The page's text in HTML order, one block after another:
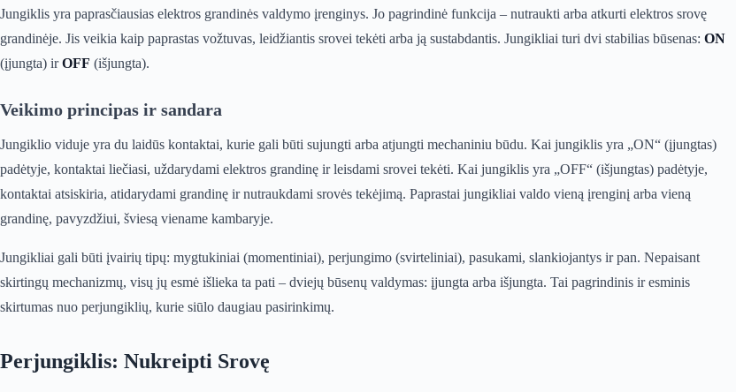
Jungiklis yra paprasčiausias elektros grandinės valdymo įrenginys. Jo pagrindinė funkcija – nutraukti arba atkurti elektros srovę
grandinėje. Jis veikia kaip paprastas vožtuvas, leidžiantis srovei tekėti arba ją sustabdantis. Jungikliai turi dvi stabilias būsenas: ON
(įjungta) irOFF (išjungta).
Veikimo principas ir sandara
Jungiklio viduje yra du laidūs kontaktai, kurie gali būti sujungti arba atjungti mechaniniu būdu. Kai jungiklis yra „ON“ (įjungtas)
padėtyje, kontaktai liečiasi, uždarydami elektros grandinę ir leisdami srovei tekėti. Kai jungiklis yra „OFF“ (išjungtas) padėtyje,
kontaktai atsiskiria, atidarydami grandinę ir nutraukdami srovės tekėjimą. Paprastai jungikliai valdo vieną įrenginį arba vieną
grandinę, pavyzdžiui, šviesą viename kambaryje.
Jungikliai gali būti įvairių tipų: mygtukiniai (momentiniai), perjungimo (svirteliniai), pasukami, slankiojantys ir pan. Nepaisant
skirtingų mechanizmų, visų jų esmė išlieka ta pati – dviejų būsenų valdymas: įjungta arba išjungta. Tai pagrindinis ir esminis
skirtumas nuo perjungiklių, kurie siūlo daugiau pasirinkimų.
Perjungiklis: Nukreipti Srovę